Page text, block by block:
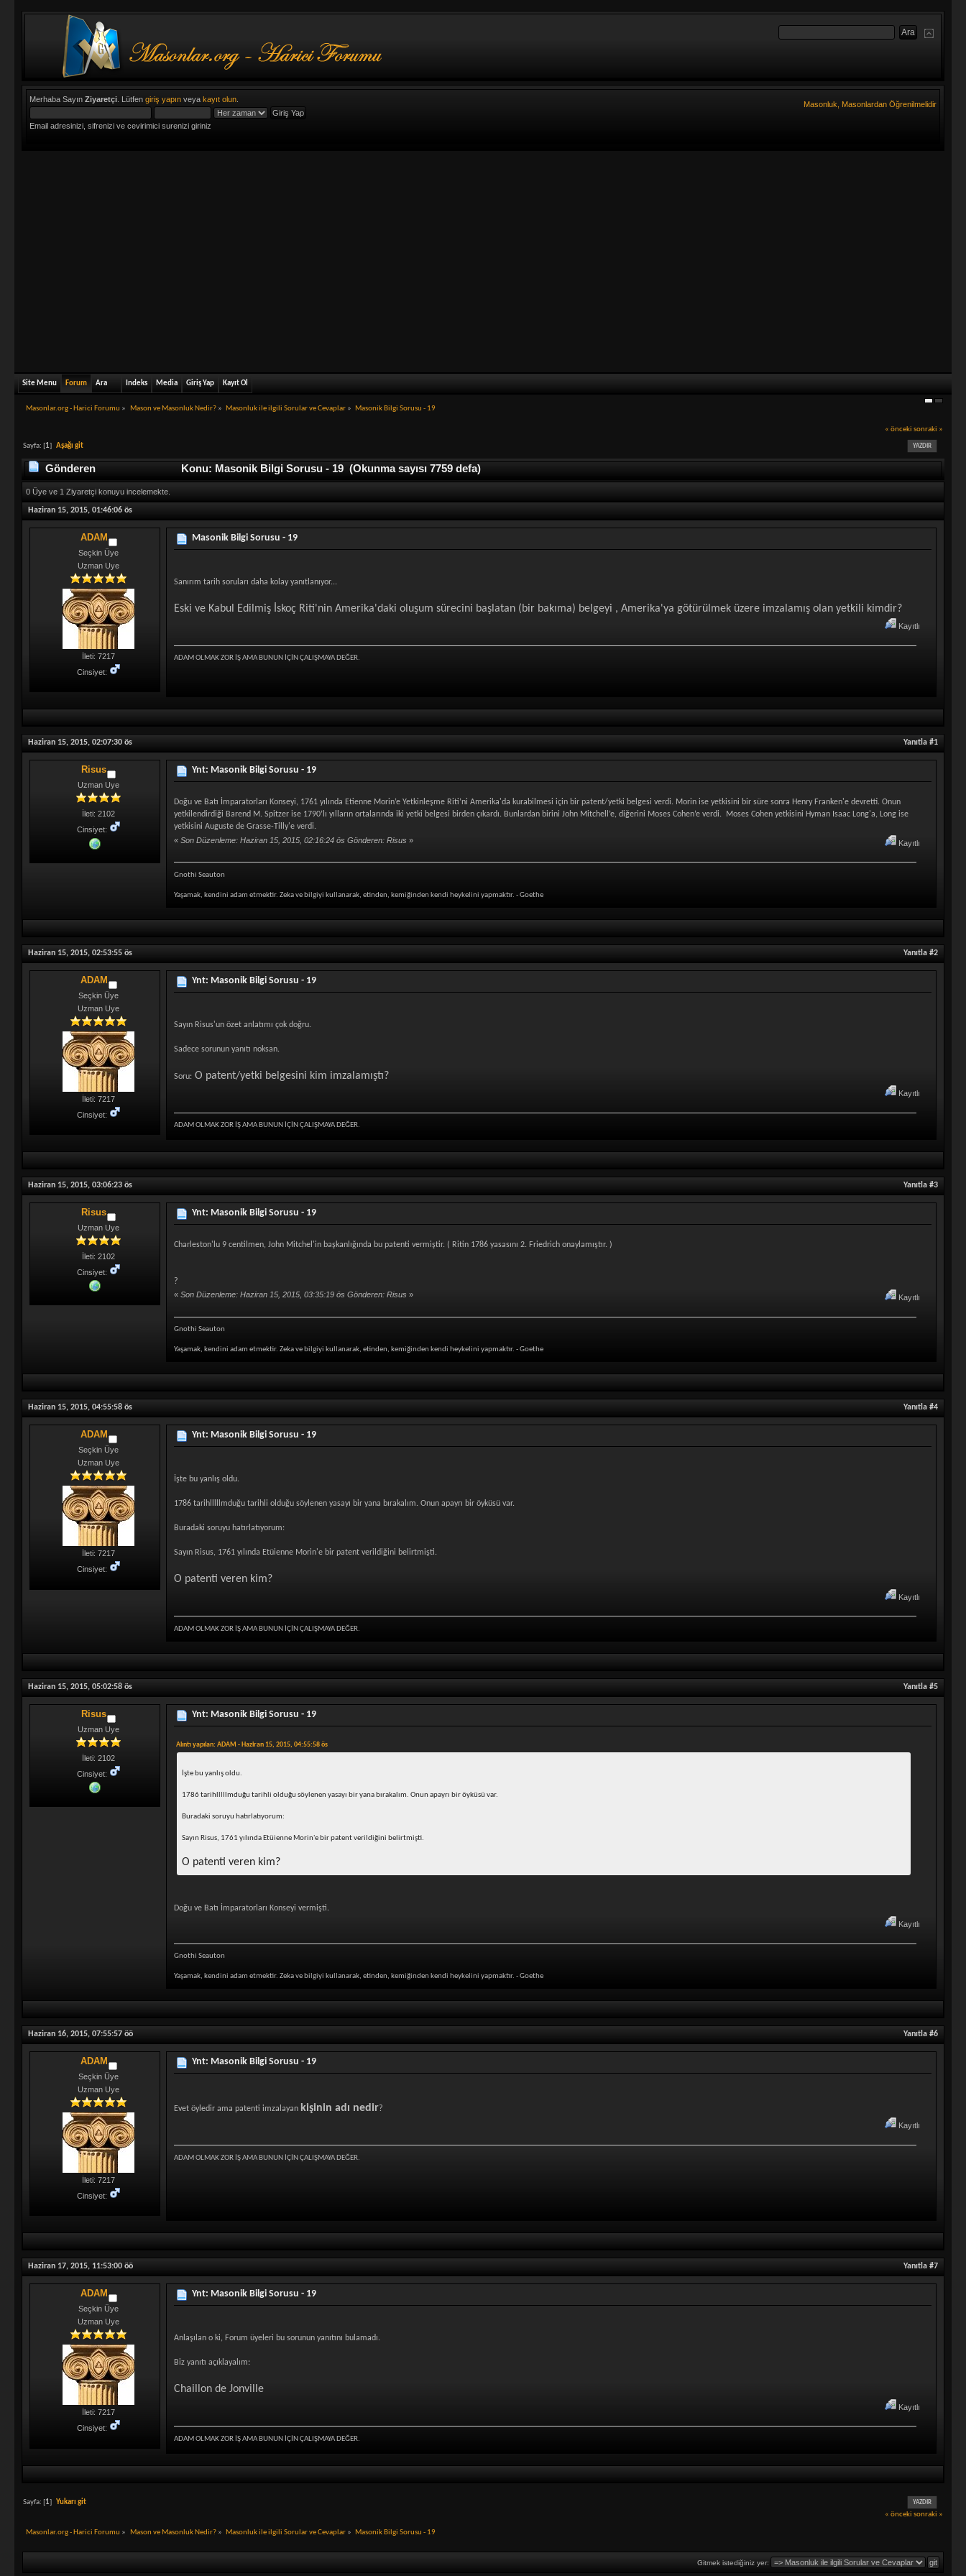
Merhaba SayınZiyaretçi . Lütfengiriş yapın veyakayıt olun
Email adresinizi, sifrenizi ve cevirimici surenizi giriniz
Masonluk, Masonlardan Öğrenilmelidir
Site Menu Forum Ara Indeks Media Giriş Yap Kayıt Ol
Masonlar.org - Harici Forumu » Mason ve Masonluk Nedir?» Masonluk ile ilgili Sorular ve Cevaplar » Masonik Bilgi Sorusu - 19
« önceki sonraki »
YAZDIR
Sayfa: [1]Aşağı git
Gönderen Konu: Masonik Bilgi Sorusu - 19 (Okunma sayısı 7759 defa)
0 Üye ve 1 Ziyaretçi konuyu incelemekte.
Haziran 15, 2015, 01:46:06 ös
ADAM
Seçkin Üye
Uzman Uye
İleti: 7217
Cinsiyet:
Masonik Bilgi Sorusu - 19
Sanırım tarih soruları daha kolay yanıtlanıyor...
Eski ve Kabul Edilmiş İskoç Riti'nin Amerika'daki oluşum sürecini başlatan (bir bakıma) belgeyi , Amerika'ya götürülmek üzere imzalamış olan yetkili kimdir?
Kayıtlı
ADAM OLMAK ZOR İŞ AMA BUNUN İÇİN ÇALIŞMAYA DEĞER.
Haziran 15, 2015, 02:07:30 ös Yanıtla #1
Risus
Uzman Uye
İleti: 2102
Cinsiyet:
Ynt: Masonik Bilgi Sorusu - 19
Doğu ve Batı İmparatorları Konseyi, 1761 yılında Etienne Morin’e Yetkinleşme Riti’ni Amerika'da kurabilmesi için bir patent/yetki belgesi verdi. Morin ise yetkisini bir süre sonra Henry Franken'e devretti. Onun
yetkilendirdiği Barend M. Spitzer ise 1790’lı yılların ortalarında iki yetki belgesi birden çıkardı. Bunlardan birini John Mitchell’e, diğerini Moses Cohen’e verdi. Moses Cohen yetkisini Hyman Isaac Long'a, Long ise
yetkisini Auguste de Grasse-Tilly'e verdi.
«Son Düzenleme: Haziran 15, 2015, 02:16:24 ös Gönderen: Risus » Kayıtlı
Gnothi Seauton
Yaşamak, kendini adam etmektir. Zeka ve bilgiyi kullanarak, etinden, kemiğinden kendi heykelini yapmaktır. - Goethe
Haziran 15, 2015, 02:53:55 ös Yanıtla #2
ADAM
Seçkin Üye
Uzman Uye
İleti: 7217
Cinsiyet:
Ynt: Masonik Bilgi Sorusu - 19
Sayın Risus'un özet anlatımı çok doğru.
Sadece sorunun yanıtı noksan.
Soru: O patent/yetki belgesini kim imzalamıştı?
Kayıtlı
ADAM OLMAK ZOR İŞ AMA BUNUN İÇİN ÇALIŞMAYA DEĞER.
Haziran 15, 2015, 03:06:23 ös Yanıtla #3
Risus
Uzman Uye
İleti: 2102
Cinsiyet:
Ynt: Masonik Bilgi Sorusu - 19
Charleston'lu 9 centilmen, John Mitchel'in başkanlığında bu patenti vermiştir. ( Ritin 1786 yasasını 2. Friedrich onaylamıştır. )
?
«Son Düzenleme: Haziran 15, 2015, 03:35:19 ös Gönderen: Risus » Kayıtlı
Gnothi Seauton
Yaşamak, kendini adam etmektir. Zeka ve bilgiyi kullanarak, etinden, kemiğinden kendi heykelini yapmaktır. - Goethe
Haziran 15, 2015, 04:55:58 ös Yanıtla #4
ADAM
Seçkin Üye
Uzman Uye
İleti: 7217
Cinsiyet:
Ynt: Masonik Bilgi Sorusu - 19
İşte bu yanlış oldu.
1786 tarihlllllmduğu tarihli olduğu söylenen yasayı bir yana bırakalım. Onun apayrı bir öyküsü var.
Buradaki soruyu hatırlatıyorum:
Sayın Risus, 1761 yılında Etüienne Morin'e bir patent verildiğini belirtmişti.
O patenti veren kim?
Kayıtlı
ADAM OLMAK ZOR İŞ AMA BUNUN İÇİN ÇALIŞMAYA DEĞER.
Haziran 15, 2015, 05:02:58 ös Yanıtla #5
Risus
Uzman Uye
İleti: 2102
Cinsiyet:
Ynt: Masonik Bilgi Sorusu - 19
Alıntı yapılan: ADAM - Haziran 15, 2015, 04:55:58 ös
İşte bu yanlış oldu.
1786 tarihlllllmduğu tarihli olduğu söylenen yasayı bir yana bırakalım. Onun apayrı bir öyküsü var.
Buradaki soruyu hatırlatıyorum:
Sayın Risus, 1761 yılında Etüienne Morin'e bir patent verildiğini belirtmişti.
O patenti veren kim?
Doğu ve Batı İmparatorları Konseyi vermişti.
Kayıtlı
Gnothi Seauton
Yaşamak, kendini adam etmektir. Zeka ve bilgiyi kullanarak, etinden, kemiğinden kendi heykelini yapmaktır. - Goethe
Haziran 16, 2015, 07:55:57 öö Yanıtla #6
ADAM
Seçkin Üye
Uzman Uye
İleti: 7217
Cinsiyet:
Ynt: Masonik Bilgi Sorusu - 19
Evet öyledir ama patenti imzalayan kişinin adı nedir?
Kayıtlı
ADAM OLMAK ZOR İŞ AMA BUNUN İÇİN ÇALIŞMAYA DEĞER.
Haziran 17, 2015, 11:53:00 öö Yanıtla #7
ADAM
Seçkin Üye
Uzman Uye
İleti: 7217
Cinsiyet:
Ynt: Masonik Bilgi Sorusu - 19
Anlaşılan o ki, Forum üyeleri bu sorunun yanıtını bulamadı.
Biz yanıtı açıklayalım:
Chaillon de Jonville
Kayıtlı
ADAM OLMAK ZOR İŞ AMA BUNUN İÇİN ÇALIŞMAYA DEĞER.
YAZDIR
Sayfa: [1]Yukarı git
« önceki sonraki »
Masonlar.org - Harici Forumu » Mason ve Masonluk Nedir?» Masonluk ile ilgili Sorular ve Cevaplar » Masonik Bilgi Sorusu - 19
Gitmek istediğiniz yer: